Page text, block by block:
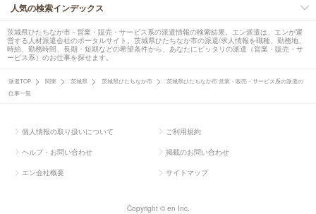
人気の検索インデックス
茨城県ひたちなか市 - 営業・販売・サービス系の派遣情報の検索結果。エン派遣は、エンが運
営する人材派遣会社のポータルサイト。茨城県ひたちなか市の派遣/求人情報を職種、勤務地、
時給、勤務時間、長期・短期などの希望条件から、あなたにピッタリの派遣（営業・販売・サ
ービス系）のお仕事を探せます。
派遣TOP 関東 茨城県 茨城県ひたちなか市
茨城県ひたちなか市 営業・販売・サービス系の派遣の
仕事一覧
個人情報の取り扱いについて ご利用規約
ヘルプ・お問い合わせ 掲載のお問い合わせ
エン会社概要 サイトマップ
Copyright © en Inc.